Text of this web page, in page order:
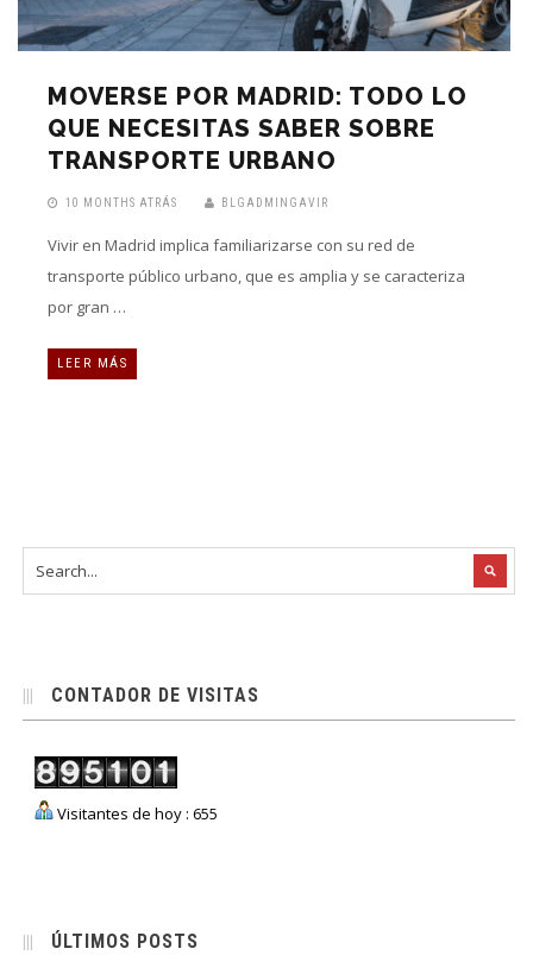
MOVERSE POR MADRID: TODO LO
QUE NECESITAS SABER SOBRE
TRANSPORTE URBANO
10 MONTHS ATRÁS BLGADMINGAVIR
Vivir en Madrid implica familiarizarse con su red de
transporte público urbano, que es amplia y se caracteriza
por gran …
LEER MÁS
CONTADOR DE VISITAS
Visitantes de hoy : 655
ÚLTIMOS POSTS